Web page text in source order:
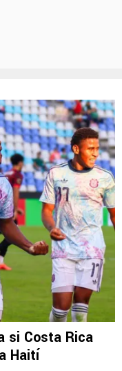
si Costa Rica
Haití